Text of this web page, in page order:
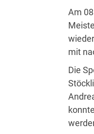
Am
mit
Die